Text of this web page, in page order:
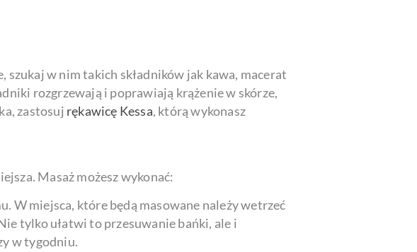
szukaj w nim takich składników jak kawa, macerat
rozgrzewają i poprawiają krążenie w skórze,
zastosuj rękawicę Kessa, którą wykonasz
Masaż możesz wykonać:
W miejsca, które będą masowane należy wetrzeć
tylko ułatwi to przesuwanie bańki, ale i
w tygodniu.